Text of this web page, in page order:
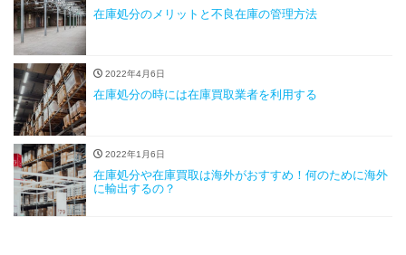
在庫処分のメリットと不良在庫の管理方法
2022年4月6日
在庫処分の時には在庫買取業者を利用する
2022年1月6日
在庫処分や在庫買取は海外がおすすめ！何のために海外
に輸出するの？